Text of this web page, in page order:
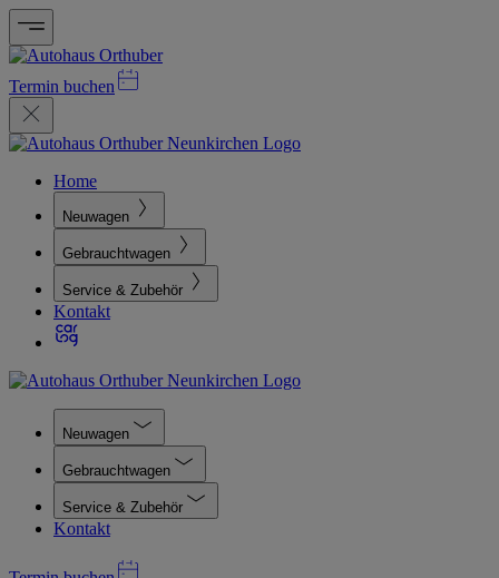
Termin buchen
Home
Neuwagen
Gebrauchtwagen
Service & Zubehör
Kontakt
Neuwagen
Gebrauchtwagen
Service & Zubehör
Kontakt